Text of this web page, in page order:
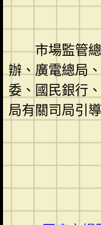
市場監管總
辦、廣電總局
委、國民銀行
局有關司局引